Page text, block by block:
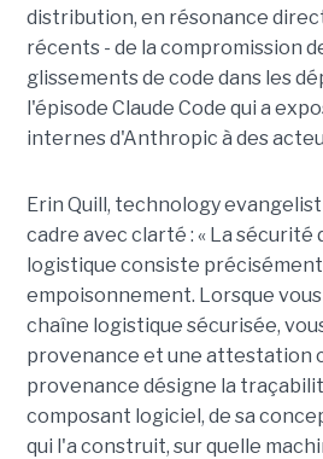
distribution, en résonance
récents - de la compromission
glissements de code dans les
l'épisode Claude Code qui a
internes d'Anthropic à des
Erin Quill, technology evangelist
cadre avec clarté : « La sécurité
logistique consiste
empoisonnement. Lorsque
chaîne logistique sécurisée,
provenance et une attestation
provenance désigne la
composant logiciel, de sa
qui l'a construit, sur quelle